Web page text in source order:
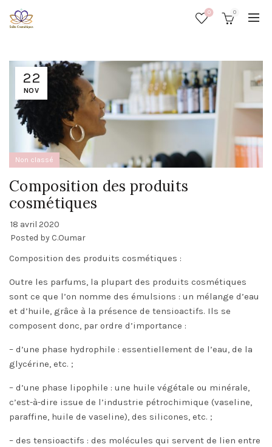
0 0
22
NOV
Non classé
Composition des produits
cosmétiques
18 avril 2020
Posted by C.Oumar
Composition des produits cosmétiques :
Outre les parfums, la plupart des produits cosmétiques
sont ce que l’on nomme des émulsions : un mélange d’eau
et d’huile, grâce à la présence de tensioactifs. Ils se
composent donc, par ordre d’importance :
– d’une phase hydrophile : essentiellement de l’eau, de la
glycérine, etc. ;
– d’une phase lipophile : une huile végétale ou minérale,
c’est-à-dire issue de l’industrie pétrochimique (vaseline,
paraffine, huile de vaseline), des silicones, etc. ;
– des tensioactifs : des molécules qui servent de lien entre